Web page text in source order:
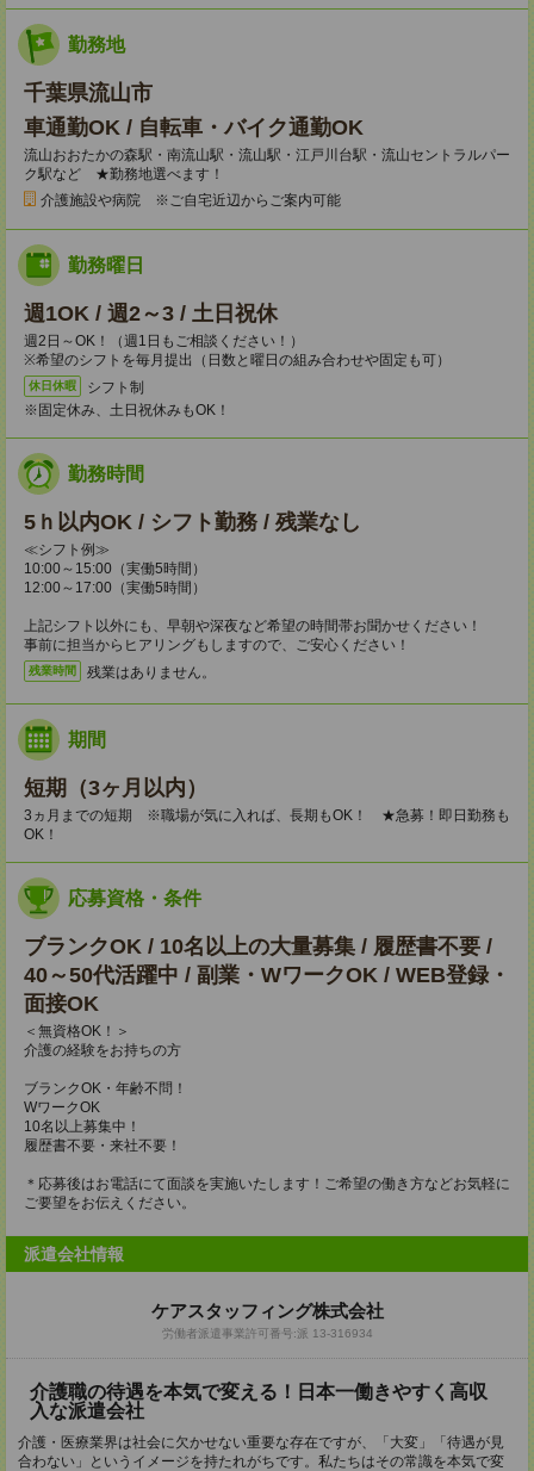
勤務地
千葉県流山市
車通勤OK / 自転車・バイク通勤OK
流山おおたかの森駅・南流山駅・流山駅・江戸川台駅・流山セントラルパー
ク駅など ★勤務地選べます！
介護施設や病院 ※ご自宅近辺からご案内可能
勤務曜日
週1OK / 週2～3 / 土日祝休
週2日～OK！（週1日もご相談ください！）
※希望のシフトを毎月提出（日数と曜日の組み合わせや固定も可）
休日休暇
シフト制
※固定休み、土日祝休みもOK！
勤務時間
5ｈ以内OK / シフト勤務 / 残業なし
≪シフト例≫
10:00～15:00（実働5時間）
12:00～17:00（実働5時間）
上記シフト以外にも、早朝や深夜など希望の時間帯お聞かせください！
事前に担当からヒアリングもしますので、ご安心ください！
残業時間 残業はありません。
期間
短期（3ヶ月以内）
3ヵ月までの短期 ※職場が気に入れば、長期もOK！ ★急募！即日勤務も
OK！
応募資格・条件
ブランクOK / 10名以上の大量募集 / 履歴書不要 /
40～50代活躍中 / 副業・WワークOK / WEB登録・
面接OK
＜無資格OK！＞
介護の経験をお持ちの方
ブランクOK・年齢不問！
WワークOK
10名以上募集中！
履歴書不要・来社不要！
＊応募後はお電話にて面談を実施いたします！ご希望の働き方などお気軽に
ご要望をお伝えください。
派遣会社情報
ケアスタッフィング株式会社
労働者派遣事業許可番号:派 13-316934
介護職の待遇を本気で変える！日本一働きやすく高収
入な派遣会社
介護・医療業界は社会に欠かせない重要な存在ですが、「大変」「待遇が見
合わない」というイメージを持たれがちです。私たちはその常識を本気で変